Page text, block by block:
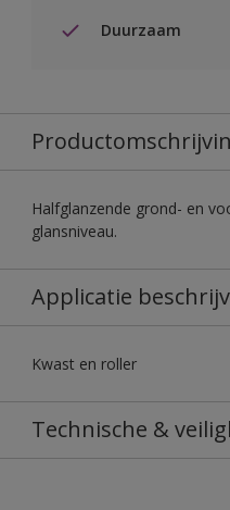
Duurzaam
Halfglanzende grond- en
glansniveau.
Applicatie
Kwast en roller
Technische &